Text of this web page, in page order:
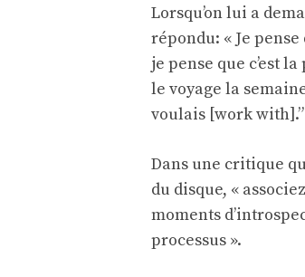
Lorsqu’on lui a
répondu: « Je
je pense que c’est
le voyage la
voulais [work with].”
Dans une critique
du disque, «
moments
processus ».